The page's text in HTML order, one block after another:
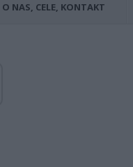
O NAS, CELE, KONTAKT